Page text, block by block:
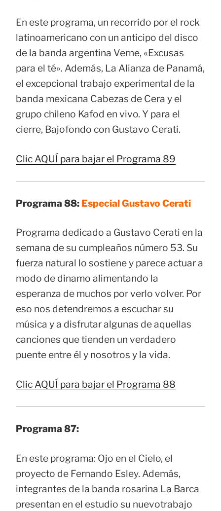
En este programa, un recorrido por el rock
latinoamericano con un anticipo del disco
de la banda argentina Verne, «Excusas
para el té». Además, La Alianza de Panamá,
el excepcional trabajo experimental de la
banda mexicana Cabezas de Cera y el
grupo chileno Kafod en vivo. Y para el
cierre, Bajofondo con Gustavo Cerati.
Clic AQUÍ para bajar el Programa 89
Programa 88: Especial Gustavo Cerati
Programa dedicado a Gustavo Cerati en la
semana de su cumpleaños número 53. Su
fuerza natural lo sostiene y parece actuar a
modo de dinamo alimentando la
esperanza de muchos por verlo volver. Por
eso nos detendremos a escuchar su
música y a disfrutar algunas de aquellas
canciones que tienden un verdadero
puente entre él y nosotros y la vida.
Clic AQUÍ para bajar el Programa 88
Programa 87:
En este programa: Ojo en el Cielo, el
proyecto de Fernando Esley. Además,
integrantes de la banda rosarina La Barca
presentan en el estudio su nuevotrabajo